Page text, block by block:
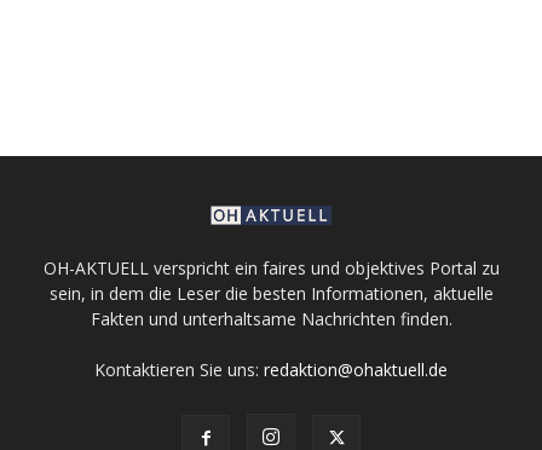
OH-AKTUELL verspricht ein faires und objektives Portal zu
sein, in dem die Leser die besten Informationen, aktuelle
Fakten und unterhaltsame Nachrichten finden.
Kontaktieren Sie uns: redaktion@ohaktuell.de